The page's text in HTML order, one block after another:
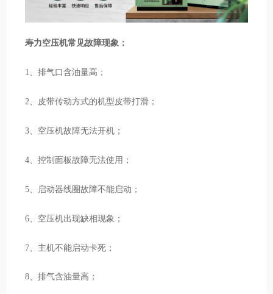
寿力空压机常见故障现象：
1、排气口含油量高；
2、皮带传动方式的机型皮带打滑；
3、空压机故障无法开机；
4、控制面板故障无法使用；
5、启动器线圈故障不能启动；
6、空压机出现缺相现象；
7、主机不能启动卡死；
8、排气含油量高；